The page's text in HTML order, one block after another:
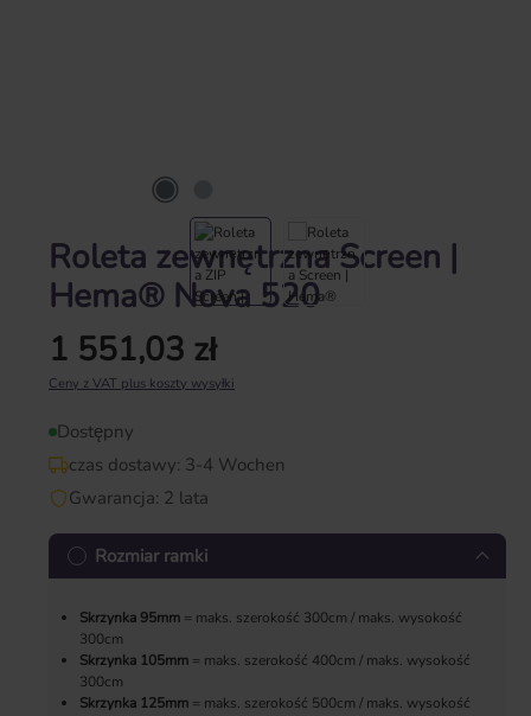
Roleta zewnętrzna Screen |
Hema® Nova 520
Cena regularna:
1 551,03 zł
Ceny z VAT plus koszty wysyłki
Dostępny
czas dostawy: 3-4 Wochen
Gwarancja: 2 lata
Rozmiar ramki
Skrzynka 95mm = maks. szerokość 300cm / maks. wysokość
300cm
Skrzynka 105mm = maks. szerokość 400cm / maks. wysokość
300cm
Skrzynka 125mm = maks. szerokość 500cm / maks. wysokość